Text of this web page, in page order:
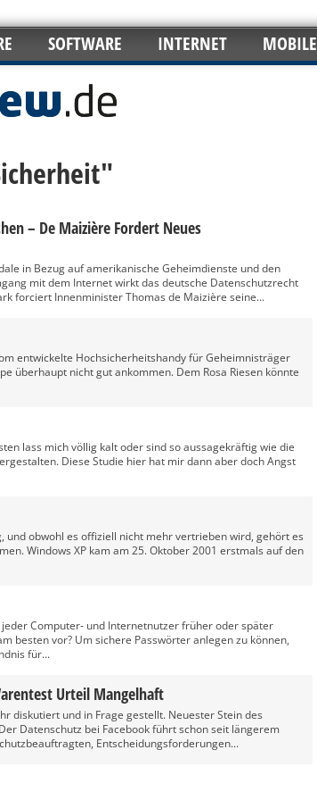
SOFTWARE INTERNET MOBILE
– De Maizière Fordert Neues
in Bezug auf amerikanische Geheimdienste und den
mit dem Internet wirkt das deutsche Datenschutzrecht
forciert Innenminister Thomas de Maizière seine...
entwickelte Hochsicherheitshandy für Geheimnisträger
überhaupt nicht gut ankommen. Dem Rosa Riesen könnte
lass mich völlig kalt oder sind so aussagekräftig wie die
Diese Studie hier hat mir dann aber doch Angst
und obwohl es offiziell nicht mehr vertrieben wird, gehört es
Windows XP kam am 25. Oktober 2001 erstmals auf den
Computer- und Internetnutzer früher oder später
besten vor? Um sichere Passwörter anlegen zu können,
für...
Urteil Mangelhaft
diskutiert und in Frage gestellt. Neuester Stein des
Datenschutz bei Facebook führt schon seit längerem
Entscheidungsforderungen...